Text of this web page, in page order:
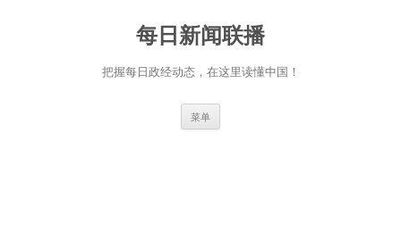
每日新闻联播
把握每日政经动态，在这里读懂中国！
菜单